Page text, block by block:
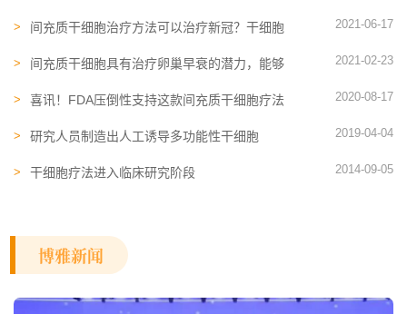
间充质干细胞治疗方法可以治疗新冠？干细胞
2021-06-17
间充质干细胞具有治疗卵巢早衰的潜力，能够
2021-02-23
喜讯！FDA压倒性支持这款间充质干细胞疗法
2020-08-17
研究人员制造出人工诱导多功能性干细胞 2019-04-04
干细胞疗法进入临床研究阶段 2014-09-05
博雅新闻